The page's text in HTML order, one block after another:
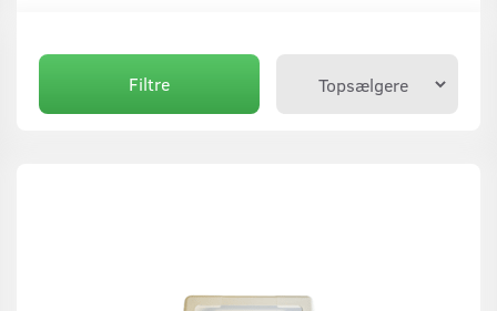
Filtre